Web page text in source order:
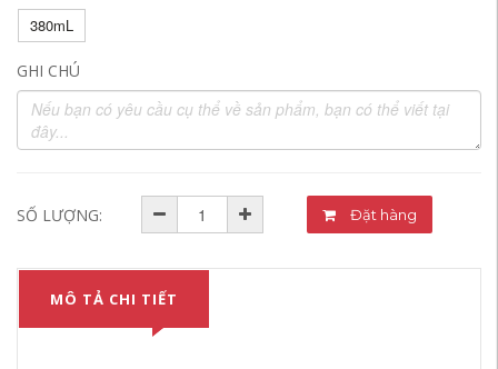
380mL
GHI CHÚ
SỐ LƯỢNG: Đặt hàng
MÔ TẢ CHI TIẾT